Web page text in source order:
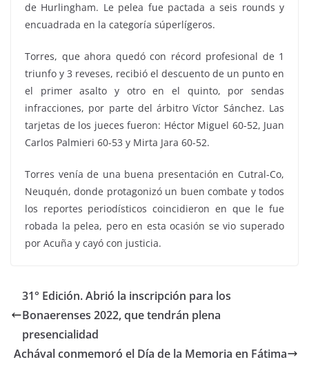
de Hurlingham. Le pelea fue pactada a seis rounds y
encuadrada en la categoría súperlígeros.
Torres, que ahora quedó con récord profesional de 1
triunfo y 3 reveses, recibió el descuento de un punto en
el primer asalto y otro en el quinto, por sendas
infracciones, por parte del árbitro Víctor Sánchez. Las
tarjetas de los jueces fueron: Héctor Miguel 60-52, Juan
Carlos Palmieri 60-53 y Mirta Jara 60-52.
Torres venía de una buena presentación en Cutral-Co,
Neuquén, donde protagonizó un buen combate y todos
los reportes periodísticos coincidieron en que le fue
robada la pelea, pero en esta ocasión se vio superado
por Acuña y cayó con justicia.
31° Edición. Abrió la inscripción para los
Bonaerenses 2022, que tendrán plena
presencialidad
Achával conmemoró el Día de la Memoria en Fátima